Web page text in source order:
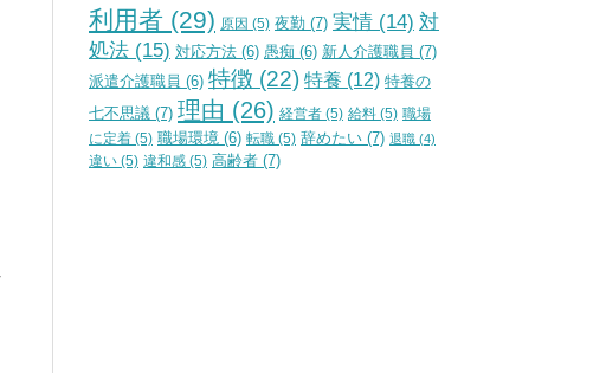
利用者 (29) 原因 (5) 夜勤 (7) 実情 (14) 対
処法 (15) 対応方法 (6) 愚痴 (6) 新人介護職員 (7)
派遣介護職員 (6) 特徴 (22) 特養 (12) 特養の
七不思議 (7) 理由 (26) 経営者 (5) 給料 (5) 職場
に定着 (5) 職場環境 (6) 転職 (5) 辞めたい (7) 退職 (4)
違い (5) 違和感 (5) 高齢者 (7)